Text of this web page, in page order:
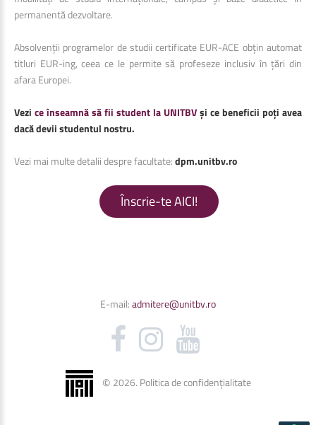
permanentă dezvoltare.
Absolvenții programelor de studii certificate EUR-ACE obțin automat
titluri EUR-ing, ceea ce le permite să profeseze inclusiv în țări din
afara Europei.
Vezi ce înseamnă să fii student la UNITBVși ce beneficii poți avea
dacă devii studentul nostru.
Vezi mai multe detalii despre facultate:dpm.unitbv.ro
Înscrie-te AICI!
E-mail:admitere@unitbv.ro
© 2026. Politica de confidențialitate